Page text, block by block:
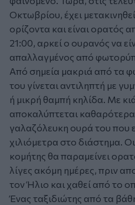
Οκτωβρίου, έχει
ορίζοντα και είναι ορατός
21:00, αρκεί ο ουρανός να
απαλλαγμένος από
Από σημεία μακριά από τα
του γίνεται αντιληπτή με
ή μικρή θαμπή κηλίδα. Με
αποκαλύπτεται
γαλαζόλευκη ουρά του που
χιλιόμετρα στο διάστημα.
κομήτης θα παραμείνει
λίγες ακόμη ημέρες, πριν
τον Ήλιο και χαθεί από το
Ένας ταξιδιώτης από τα